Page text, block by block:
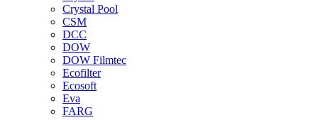
Crystal Pool
CSM
DCC
DOW
DOW Filmtec
Ecofilter
Ecosoft
Eva
FARG